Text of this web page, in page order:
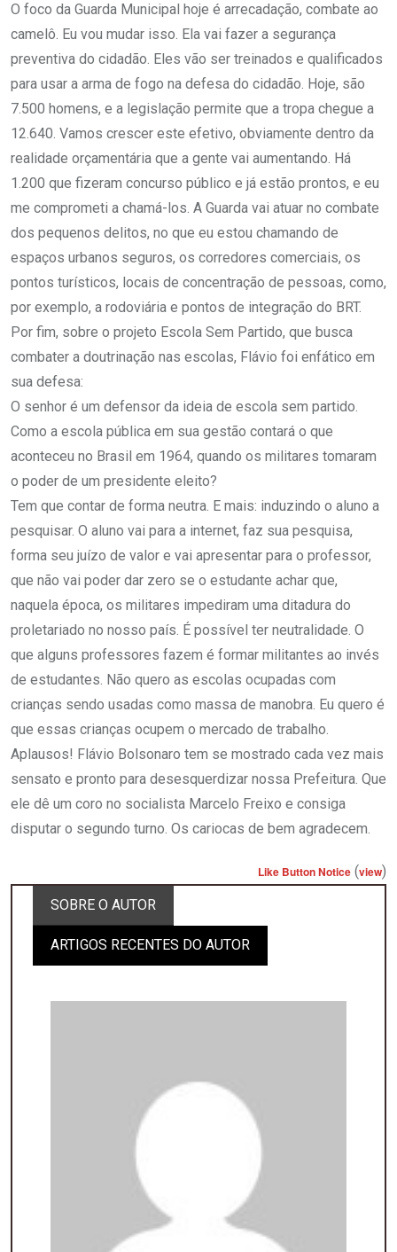
O foco da Guarda Municipal hoje é arrecadação, combate ao
camelô. Eu vou mudar isso. Ela vai fazer a segurança
preventiva do cidadão. Eles vão ser treinados e qualificados
para usar a arma de fogo na defesa do cidadão. Hoje, são
7.500 homens, e a legislação permite que a tropa chegue a
12.640. Vamos crescer este efetivo, obviamente dentro da
realidade orçamentária que a gente vai aumentando. Há
1.200 que fizeram concurso público e já estão prontos, e eu
me comprometi a chamá-los. A Guarda vai atuar no combate
dos pequenos delitos, no que eu estou chamando de
espaços urbanos seguros, os corredores comerciais, os
pontos turísticos, locais de concentração de pessoas, como,
por exemplo, a rodoviária e pontos de integração do BRT.
Por fim, sobre o projeto Escola Sem Partido, que busca
combater a doutrinação nas escolas, Flávio foi enfático em
sua defesa:
O senhor é um defensor da ideia de escola sem partido.
Como a escola pública em sua gestão contará o que
aconteceu no Brasil em 1964, quando os militares tomaram
o poder de um presidente eleito?
Tem que contar de forma neutra. E mais: induzindo o aluno a
pesquisar. O aluno vai para a internet, faz sua pesquisa,
forma seu juízo de valor e vai apresentar para o professor,
que não vai poder dar zero se o estudante achar que,
naquela época, os militares impediram uma ditadura do
proletariado no nosso país. É possível ter neutralidade. O
que alguns professores fazem é formar militantes ao invés
de estudantes. Não quero as escolas ocupadas com
crianças sendo usadas como massa de manobra. Eu quero é
que essas crianças ocupem o mercado de trabalho.
Aplausos! Flávio Bolsonaro tem se mostrado cada vez mais
sensato e pronto para desesquerdizar nossa Prefeitura. Que
ele dê um coro no socialista Marcelo Freixo e consiga
disputar o segundo turno. Os cariocas de bem agradecem.
Like Button Notice (view)
SOBRE O AUTOR
ARTIGOS RECENTES DO AUTOR